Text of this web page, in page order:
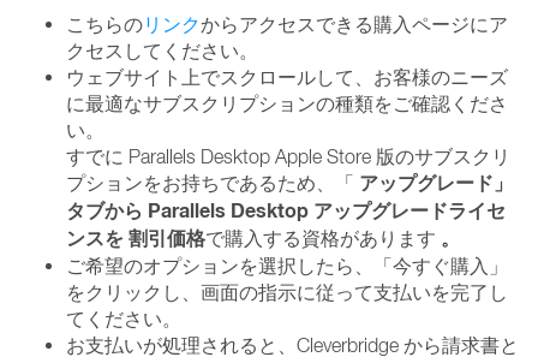
こちらのリンクからアクセスできる購入ページにア
クセスしてください。
ウェブサイト上でスクロールして、お客様のニーズ
に最適なサブスクリプションの種類をご確認くださ
い。
すでに Parallels Desktop Apple Store 版のサブスクリ
プションをお持ちであるため、「 アップグレード」
タブから Parallels Desktop アップグレードライセ
ンスを 割引価格で購入する資格があります 。
ご希望のオプションを選択したら、「今すぐ購入」
をクリックし、画面の指示に従って支払いを完了し
てください。
お支払いが処理されると、Cleverbridge から請求書と